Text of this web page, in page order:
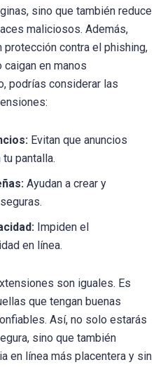
sino que también reduce
maliciosos. Además,
contra el phishing,
en manos
podrías considerar las
Evitan que anuncios
pantalla.
Ayudan a crear y
Impiden el
en línea.
son iguales. Es
que tengan buenas
Así, no solo estarás
sino que también
en línea más placentera y sin